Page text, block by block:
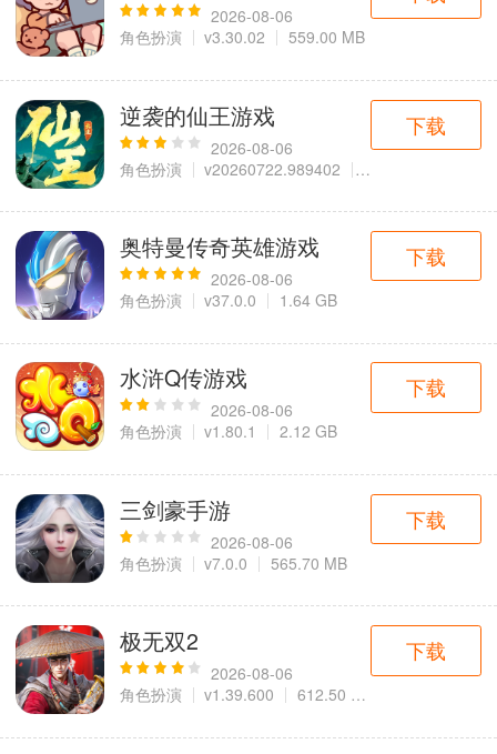
2026-08-06
角色扮演
v3.30.02 559.00 MB
逆袭的仙王游戏
2026-08-06
角色扮演
v20260722.989402 451.50 MB
下载
奥特曼传奇英雄游戏
2026-08-06
角色扮演
v37.0.0 1.64 GB
下载
水浒Q传游戏
2026-08-06
角色扮演
v1.80.1 2.12 GB
下载
三剑豪手游
2026-08-06
角色扮演
v7.0.0 565.70 MB
下载
极无双2
2026-08-06
角色扮演
v1.39.600 612.50 MB
下载